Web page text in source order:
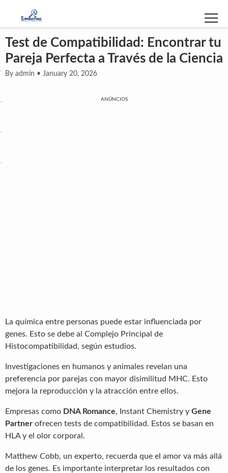
Test de Compatibilidad: Encontrar tu
Pareja Perfecta a Través de la Ciencia
By admin • January 20, 2026
ANÚNCIOS
La química entre personas puede estar influenciada por
genes. Esto se debe al Complejo Principal de
Histocompatibilidad, según estudios.
Investigaciones en humanos y animales revelan una
preferencia por parejas con mayor disimilitud MHC. Esto
mejora la reproducción y la atracción entre ellos.
Empresas como DNA Romance, Instant Chemistry y Gene
Partner ofrecen tests de compatibilidad. Estos se basan en
HLA y el olor corporal.
Matthew Cobb, un experto, recuerda que el amor va más allá
de los genes. Es importante interpretar los resultados con